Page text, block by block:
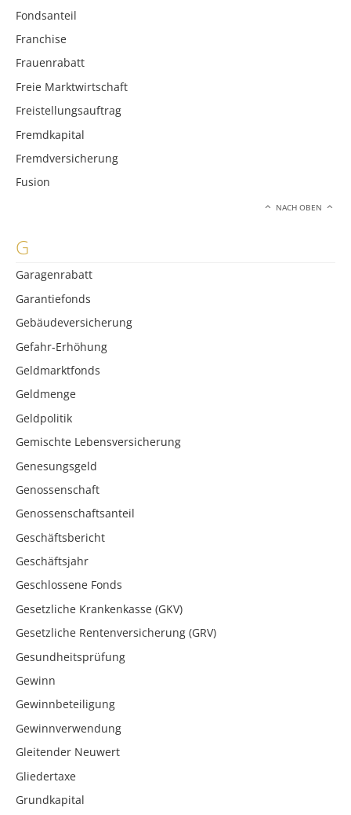
Fondsanteil
Franchise
Frauenrabatt
Freie Marktwirtschaft
Freistellungsauftrag
Fremdkapital
Fremdversicherung
Fusion
NACH OBEN
G
Garagenrabatt
Garantiefonds
Gebäudeversicherung
Gefahr-Erhöhung
Geldmarktfonds
Geldmenge
Geldpolitik
Gemischte Lebensversicherung
Genesungsgeld
Genossenschaft
Genossenschaftsanteil
Geschäftsbericht
Geschäftsjahr
Geschlossene Fonds
Gesetzliche Krankenkasse (GKV)
Gesetzliche Rentenversicherung (GRV)
Gesundheitsprüfung
Gewinn
Gewinnbeteiligung
Gewinnverwendung
Gleitender Neuwert
Gliedertaxe
Grundkapital